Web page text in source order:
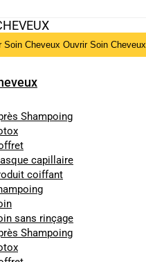
Soin Cheveux Ouvrir Soin Cheveux
Shampoing
capillaire
coiffant
sans rinçage
Shampoing